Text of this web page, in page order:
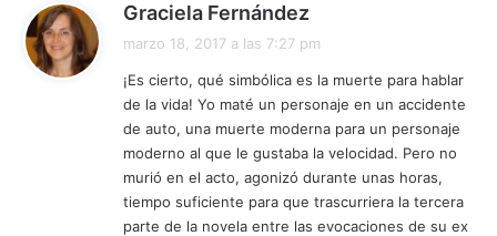
tabaco
Graciela Fernández
e
:
marzo 18, 2017 a las 7:27 pm
¡Es cierto, qué simbólica es la muerte para hablar
de la vida! Yo maté un personaje en un accidente
de auto, una muerte moderna para un personaje
moderno al que le gustaba la velocidad. Pero no
murió en el acto, agonizó durante unas horas,
tiempo suficiente para que trascurriera la tercera
parte de la novela entre las evocaciones de su ex